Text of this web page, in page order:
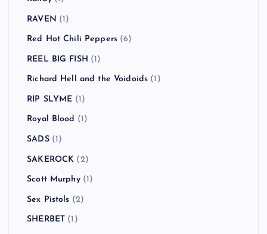
RAVEN (1)
Red Hot Chili Peppers (6)
REEL BIG FISH (1)
Richard Hell and the Voidoids (1)
RIP SLYME (1)
Royal Blood (1)
SADS(1)
SAKEROCK (2)
Scott Murphy(1)
Sex Pistols (2)
SHERBET (1)